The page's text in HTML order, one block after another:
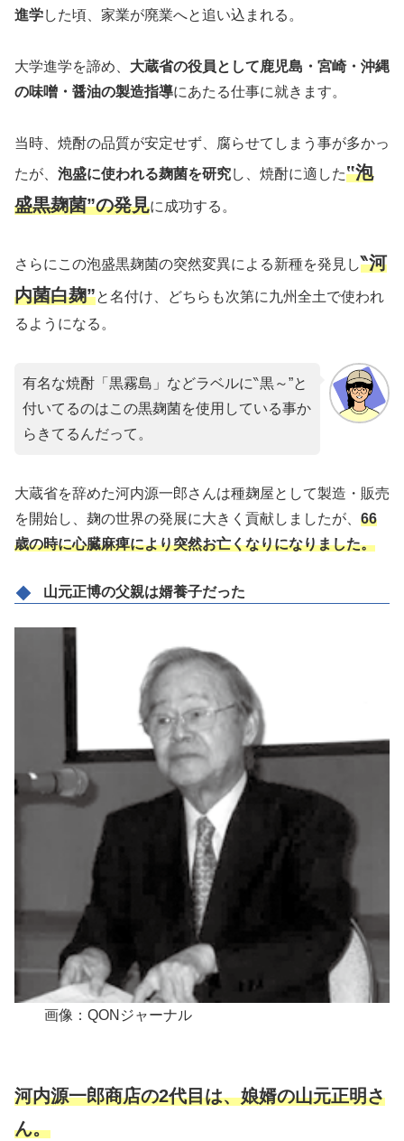
進学した頃、家業が廃業へと追い込まれる。
大学進学を諦め、 大蔵省の役員として鹿児島・宮崎・沖縄
の味噌・醤油の製造指導にあたる仕事に就きます。
当時、焼酎の品質が安定せず、腐らせてしまう事が多かっ
たが、 泡盛に使われる麹菌を研究し、焼酎に適した‟泡
盛黒麹菌”の発見に成功する。
さらにこの泡盛黒麹菌の突然変異による新種を発見し‶河
内菌白麹”と名付け、どちらも次第に九州全土で使われ
るようになる。
有名な焼酎「黒霧島」などラベルに‶黒～”と
付いてるのはこの黒麹菌を使用している事か
らきてるんだって。
大蔵省を辞めた河内源一郎さんは種麹屋として製造・販売
を開始し、麹の世界の発展に大きく貢献しましたが、 66
歳の時に心臓麻痺により突然お亡くなりになりました。
山元正博の父親は婿養子だった
画像：QONジャーナル
河内源一郎商店の2代目は、娘婿の山元正明さ
ん。